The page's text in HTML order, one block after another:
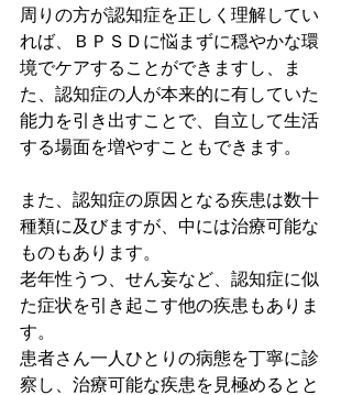
周りの方が認知症を正しく理解してい
れば、ＢＰＳＤに悩まずに穏やかな環
境でケアすることができますし、ま
た、認知症の人が本来的に有していた
能力を引き出すことで、自立して生活
する場面を増やすこともできます。
また、認知症の原因となる疾患は数十
種類に及びますが、中には治療可能な
ものもあります。
老年性うつ、せん妄など、認知症に似
た症状を引き起こす他の疾患もありま
す。
患者さん一人ひとりの病態を丁寧に診
察し、治療可能な疾患を見極めるとと